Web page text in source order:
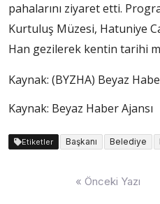
pahalarını ziyaret etti.
Kurtuluş Müzesi, Hatuniye
Han gezilerek kentin tarihi
Kaynak: (BYZHA) Beyaz
Kaynak: Beyaz Haber Ajansı
Etiketler Başkanı Belediye
« Önceki Yazı